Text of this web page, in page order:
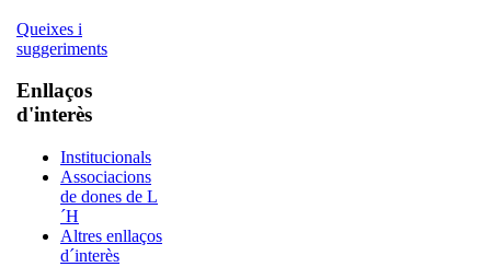
Queixes i
suggeriments
Enllaços
d'interès
Institucionals
Associacions
de dones de L
´H
Altres enllaços
d´interès